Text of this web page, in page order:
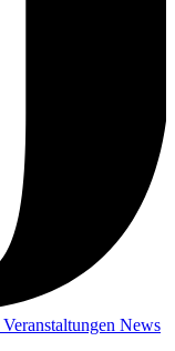
Veranstaltungen News